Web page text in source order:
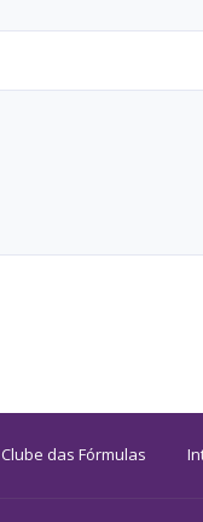
Clube das Fórmulas